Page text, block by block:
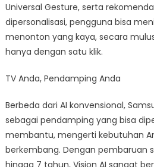
Universal Gesture, serta
dipersonalisasi, pengguna bisa
menonton yang kaya, secara
hanya dengan satu klik.
TV Anda, Pendamping Anda
Berbeda dari AI konvensional,
sebagai pendamping yang bisa
membantu, mengerti kebutuhan
berkembang. Dengan pembaruan
hingga 7 tahun, Vision AI sangat